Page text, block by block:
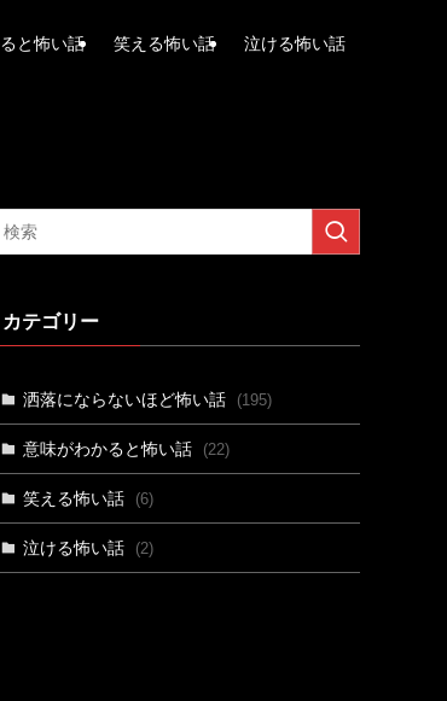
と怖い話 笑える怖い話 泣ける怖い話
カテゴリー
洒落にならないほど怖い話 (195)
意味がわかると怖い話 (22)
笑える怖い話 (6)
泣ける怖い話 (2)